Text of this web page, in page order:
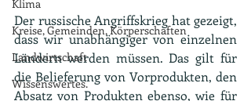
Klima
Kreise, Gemeinden, Körperschaften
Landwirtschaft
Wissenswertes.
Der russische Angriffskrieg hat gezeigt,
dass wir unabhängiger von einzelnen
Ländern werden müssen. Das gilt für
die Belieferung von Vorprodukten, den
Absatz von Produkten ebenso, wie für